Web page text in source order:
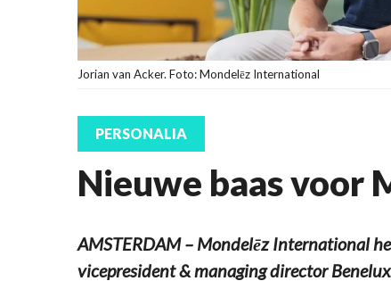
Jorian van Acker. Foto: Mondelēz International
PERSONALIA
Nieuwe baas voor
AMSTERDAM – Mondelēz International
vicepresident & managing director